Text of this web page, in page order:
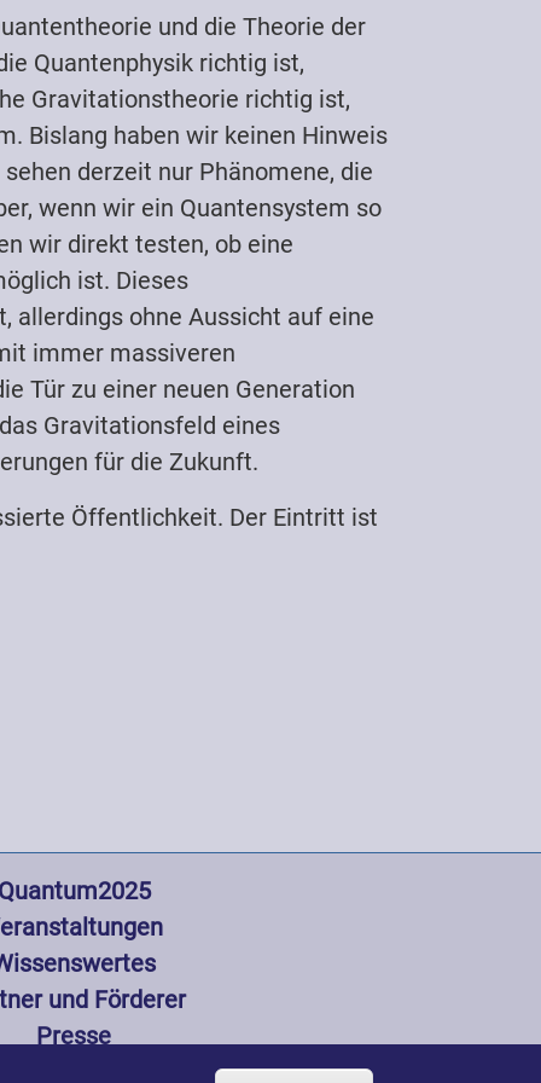
und die Theorie der
Quantenphysik richtig ist,
Gravitationstheorie richtig ist,
Bislang haben wir keinen Hinweis
derzeit nur Phänomene, die
wenn wir ein Quantensystem so
wir direkt testen, ob eine
ist. Dieses
allerdings ohne Aussicht auf eine
immer massiveren
Tür zu einer neuen Generation
Gravitationsfeld eines
für die Zukunft.
Öffentlichkeit. Der Eintritt ist
Quantum2025
und Förderer
Presse